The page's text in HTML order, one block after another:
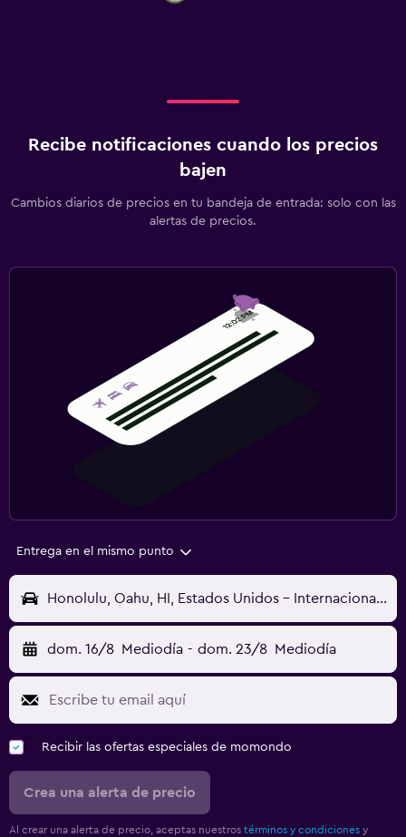
Recibe notificaciones cuando los precios
bajen
Cambios diarios de precios en tu bandeja de entrada: solo con las
alertas de precios.
Entrega en el mismo punto
Honolulu, Oahu, HI, Estados Unidos - Internacional Daniel K. Inouye (HNL)
dom. 16/8 Mediodía - dom. 23/8 Mediodía
Recibir las ofertas especiales de momondo
Crea una alerta de precio
Al crear una alerta de precio, aceptas nuestros términos y condiciones y